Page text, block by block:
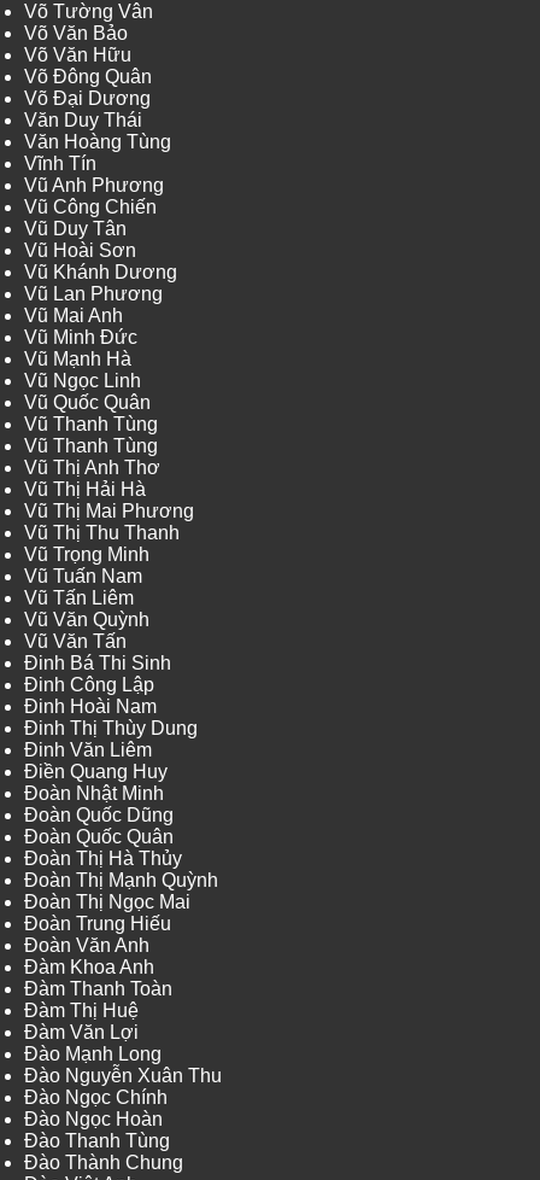
Võ Tường Vân
Võ Văn Bảo
Võ Văn Hữu
Võ Đông Quân
Võ Đại Dương
Văn Duy Thái
Văn Hoàng Tùng
Vĩnh Tín
Vũ Anh Phương
Vũ Công Chiến
Vũ Duy Tân
Vũ Hoài Sơn
Vũ Khánh Dương
Vũ Lan Phương
Vũ Mai Anh
Vũ Minh Đức
Vũ Mạnh Hà
Vũ Ngọc Linh
Vũ Quốc Quân
Vũ Thanh Tùng
Vũ Thanh Tùng
Vũ Thị Anh Thơ
Vũ Thị Hải Hà
Vũ Thị Mai Phương
Vũ Thị Thu Thanh
Vũ Trọng Minh
Vũ Tuấn Nam
Vũ Tấn Liêm
Vũ Văn Quỳnh
Vũ Văn Tấn
Đinh Bá Thi Sinh
Đinh Công Lập
Đinh Hoài Nam
Đinh Thị Thùy Dung
Đinh Văn Liêm
Điền Quang Huy
Đoàn Nhật Minh
Đoàn Quốc Dũng
Đoàn Quốc Quân
Đoàn Thị Hà Thủy
Đoàn Thị Mạnh Quỳnh
Đoàn Thị Ngọc Mai
Đoàn Trung Hiếu
Đoàn Văn Anh
Đàm Khoa Anh
Đàm Thanh Toàn
Đàm Thị Huệ
Đàm Văn Lợi
Đào Mạnh Long
Đào Nguyễn Xuân Thu
Đào Ngọc Chính
Đào Ngọc Hoàn
Đào Thanh Tùng
Đào Thành Chung